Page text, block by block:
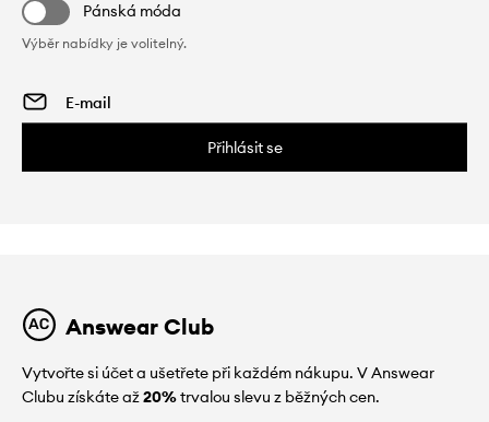
Pánská móda
Výběr nabídky je volitelný.
Přihlásit se
Answear Club
Vytvořte si účet a ušetřete při každém nákupu. V Answear
Clubu získáte až20%trvalou slevu z běžných cen.